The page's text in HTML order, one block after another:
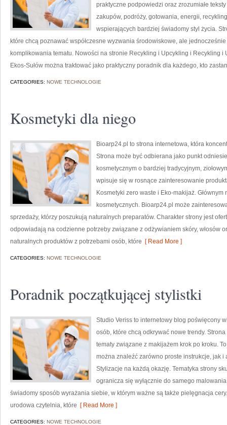
praktyczne podpowiedzi oraz zrozumiałe
zakupów, podróży, gotowania, energii,
wspierających bardziej świadomy styl życia.
które chcą poznawać współczesne wyzwania środowiskowe, ale
komplikowania tematu. Nowości na stronie Recykling i Upcykling i Recykling
Ekos-Sułów można traktować jako praktyczny poradnik dla każdego, kto
CATEGORIES: NOWE TECHNOLOGIE
Kosmetyki dla niego
Bioarp24.pl to strona internetowa, która
Strona może być odbierana jako punkt
kosmetycznym o bardziej tradycyjnym,
wpisuje się w rosnące zainteresowanie
Kosmetyki zero waste i Eko-makijaż.
kosmetycznych. Bioarp24.pl może
sprzedaży, którzy poszukują naturalnych preparatów. Charakter strony jest
odpowiadają na codzienne potrzeby związane z odżywianiem skóry, włosów
naturalnych produktów z potrzebami osób, które [ Read More ]
CATEGORIES: NOWE TECHNOLOGIE
Poradnik początkującej stylistki
Studio Veriss to internetowy blog poświęcony
osób, które chcą odkrywać nowe trendy.
tematy związane z makijażem krok po kroku.
można znaleźć zarówno proste instrukcje, jak
Stylizacje na każdą okazję. Tematyka strony
ogranicza się wyłącznie do samego
świadomy sposób wyrażania siebie, w którym ważne są także pielęgnacja
urodowa czytelnia, które [ Read More ]
CATEGORIES: NOWE TECHNOLOGIE